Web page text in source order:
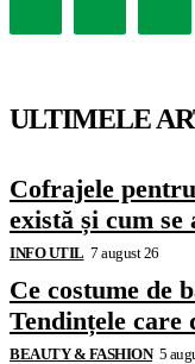
ULTIMELE
Cofrajele
există și cum se
INFO UTIL 7 august 26
Ce costume de
Tendințele care
BEAUTY & FASHION 5